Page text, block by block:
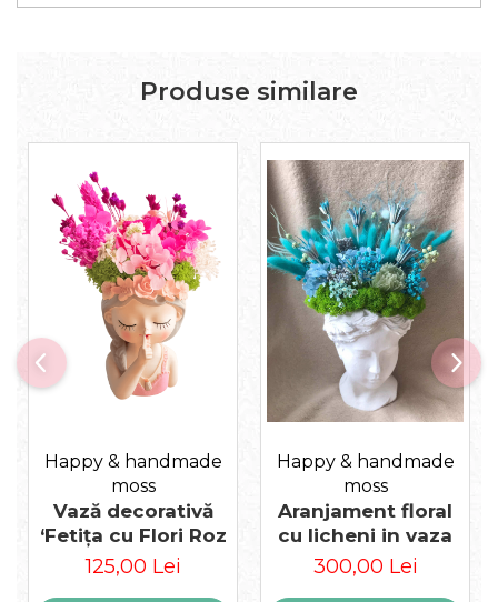
Produse similare
Happy & handmade
moss
Vază decorativă
‘Fetița cu Flori Roz
125,00 Lei
Happy & handmade
moss
Aranjament floral
cu licheni in vaza
300,00 Lei